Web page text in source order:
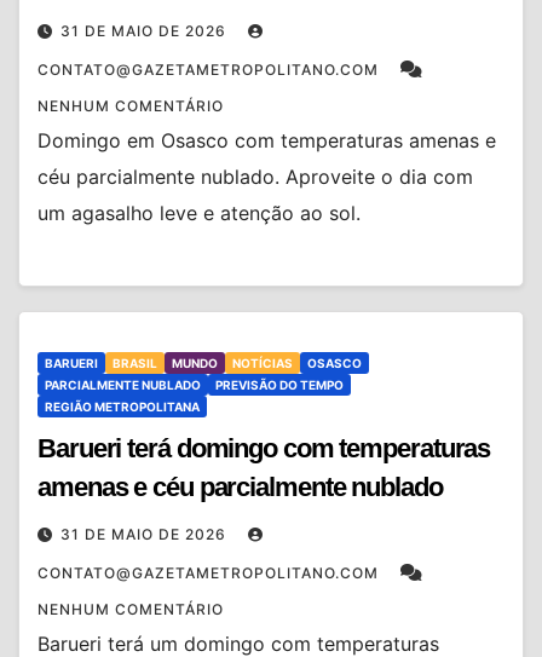
31 DE MAIO DE 2026
CONTATO@GAZETAMETROPOLITANO.COM
NENHUM COMENTÁRIO
Domingo em Osasco com temperaturas amenas e
céu parcialmente nublado. Aproveite o dia com
um agasalho leve e atenção ao sol.
BARUERI BRASIL MUNDO NOTÍCIAS
OSASCO
PARCIALMENTE NUBLADO
PREVISÃO DO TEMPO
REGIÃO METROPOLITANA
Barueri terá domingo com temperaturas
amenas e céu parcialmente nublado
31 DE MAIO DE 2026
CONTATO@GAZETAMETROPOLITANO.COM
NENHUM COMENTÁRIO
Barueri terá um domingo com temperaturas